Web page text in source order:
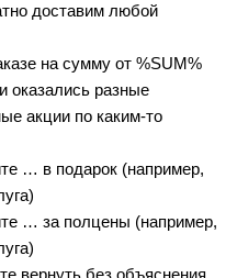
доставим любой
на сумму от %SUM%
оказались разные
акции по каким-то
… в подарок (например,
… за полцены (например,
вернуть без объяснения